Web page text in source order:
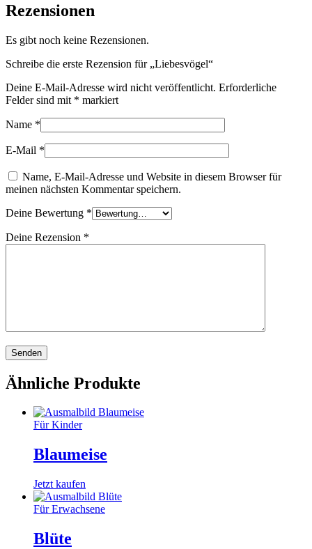
Rezensionen
Es gibt noch keine Rezensionen.
Schreibe die erste Rezension für „Liebesvögel“
Deine E-Mail-Adresse wird nicht veröffentlicht. Erforderliche
Felder sind mit * markiert
Name *
E-Mail *
Name, E-Mail-Adresse und Website in diesem Browser für
meinen nächsten Kommentar speichern.
Deine Bewertung *
Deine Rezension *
Ähnliche Produkte
Für Kinder
Blaumeise
Jetzt kaufen
Für Erwachsene
Blüte